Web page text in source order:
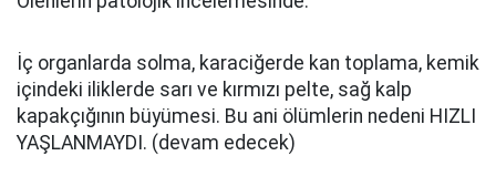
İç organlarda solma, karaciğerde kan toplama, kemik
içindeki iliklerde sarı ve kırmızı pelte, sağ kalp
kapakçığının büyümesi. Bu ani ölümlerin nedeni HIZLI
YAŞLANMAYDI. (devam edecek)